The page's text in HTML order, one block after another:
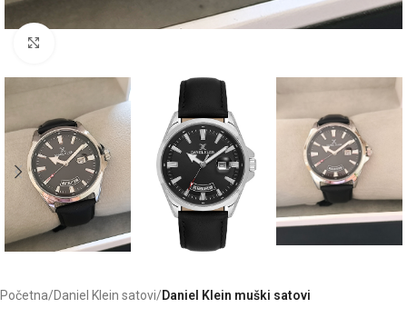
Početna Daniel Klein satovi Daniel Klein muški satovi